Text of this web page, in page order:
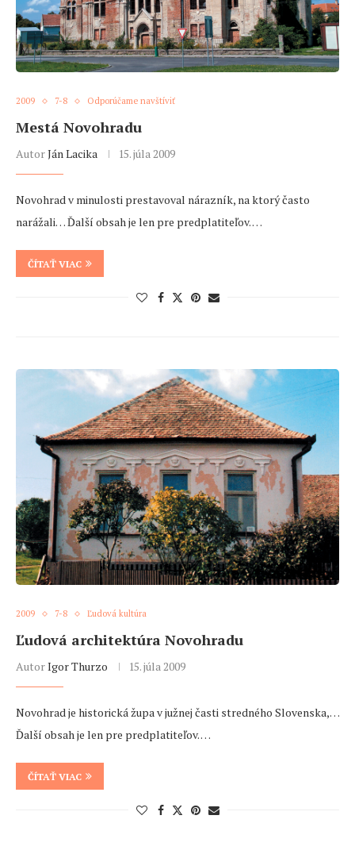
2009 7-8 Odporúčame navštíviť
Mestá Novohradu
AutorJán Lacika 15. júla 2009
Novohrad v minulosti prestavoval nárazník, na ktorý často
narážali… Ďalší obsah je len pre predplatiteľov. …
ČÍTAŤ VIAC
2009 7-8 Ľudová kultúra
Ľudová architektúra Novohradu
AutorIgor Thurzo 15. júla 2009
Novohrad je historická župa v južnej časti stredného Slovenska,…
Ďalší obsah je len pre predplatiteľov. …
ČÍTAŤ VIAC